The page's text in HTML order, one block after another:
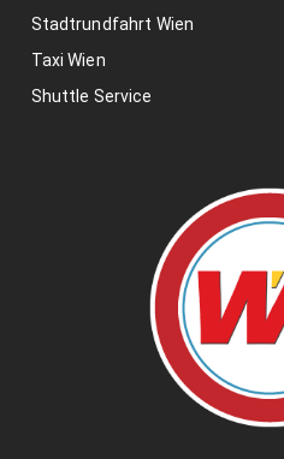
Stadtrundfahrt Wien
Taxi Wien
Shuttle Service